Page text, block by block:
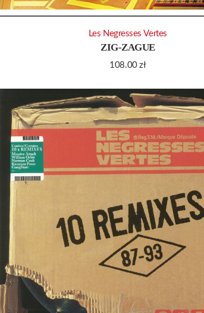
ZIG-ZAGUE
108.00zł
Les Negresses Vertes